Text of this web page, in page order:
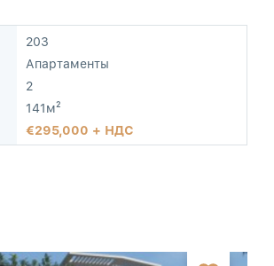
203
Апартаменты
2
141м²
295,000 + НДС